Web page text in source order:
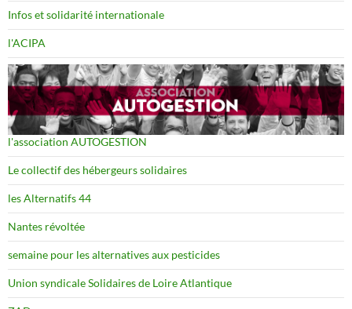
Infos et solidarité internationale
l'ACIPA
l'association AUTOGESTION
Le collectif des hébergeurs solidaires
les Alternatifs 44
Nantes révoltée
semaine pour les alternatives aux pesticides
Union syndicale Solidaires de Loire Atlantique